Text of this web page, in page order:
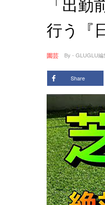
行う『
園芸 By - GLUGLU編
Share